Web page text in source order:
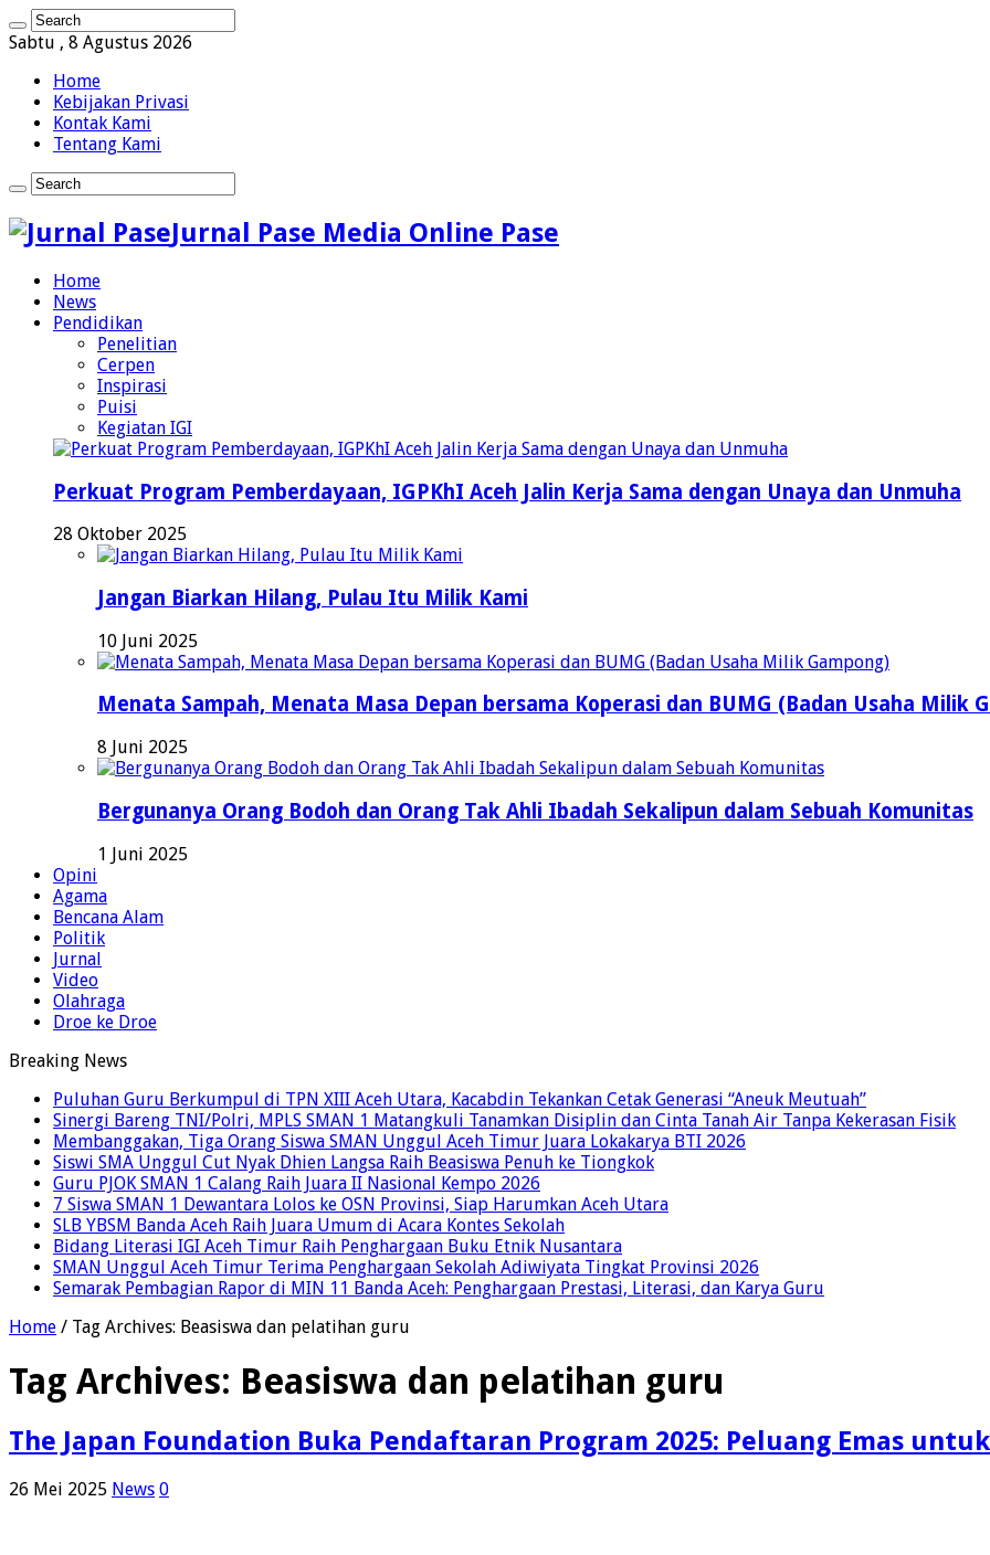
Sabtu , 8 Agustus 2026
Home
Kebijakan Privasi
Kontak Kami
Tentang Kami
Jurnal Pase Media Online Pase
Home
News
Pendidikan
Penelitian
Cerpen
Inspirasi
Puisi
Kegiatan IGI
Perkuat Program Pemberdayaan, IGPKhI Aceh Jalin Kerja Sama dengan Unaya dan Unmuha
28 Oktober 2025
Jangan Biarkan Hilang, Pulau Itu Milik Kami
10 Juni 2025
Menata Sampah, Menata Masa Depan bersama Koperasi dan BUMG (Badan Usaha Milik
8 Juni 2025
Bergunanya Orang Bodoh dan Orang Tak Ahli Ibadah Sekalipun dalam Sebuah Komunitas
1 Juni 2025
Opini
Agama
Bencana Alam
Politik
Jurnal
Video
Olahraga
Droe ke Droe
Breaking News
Puluhan Guru Berkumpul di TPN XIII Aceh Utara, Kacabdin Tekankan Cetak Generasi “Aneuk Meutuah”
Sinergi Bareng TNI/Polri, MPLS SMAN 1 Matangkuli Tanamkan Disiplin dan Cinta Tanah Air Tanpa Kekerasan Fisik
Membanggakan, Tiga Orang Siswa SMAN Unggul Aceh Timur Juara Lokakarya BTI 2026
Siswi SMA Unggul Cut Nyak Dhien Langsa Raih Beasiswa Penuh ke Tiongkok
Guru PJOK SMAN 1 Calang Raih Juara II Nasional Kempo 2026
7 Siswa SMAN 1 Dewantara Lolos ke OSN Provinsi, Siap Harumkan Aceh Utara
SLB YBSM Banda Aceh Raih Juara Umum di Acara Kontes Sekolah
Bidang Literasi IGI Aceh Timur Raih Penghargaan Buku Etnik Nusantara
SMAN Unggul Aceh Timur Terima Penghargaan Sekolah Adiwiyata Tingkat Provinsi 2026
Semarak Pembagian Rapor di MIN 11 Banda Aceh: Penghargaan Prestasi, Literasi, dan Karya Guru
Home / Tag Archives: Beasiswa dan pelatihan guru
Tag Archives: Beasiswa dan pelatihan guru
The Japan Foundation Buka Pendaftaran Program 2025: Peluang Emas
26 Mei 2025 News 0